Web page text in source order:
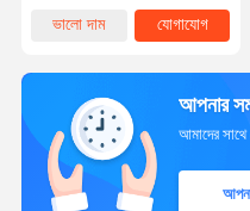
ভালো দাম
যোগাযোগ
আপনার
আমাদের